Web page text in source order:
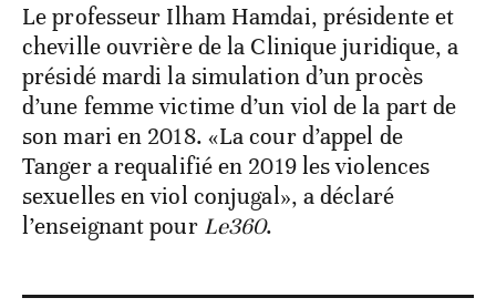
Le professeur Ilham Hamdai, présidente et
cheville ouvrière de la Clinique juridique, a
présidé mardi la simulation d’un procès
d’une femme victime d’un viol de la part de
son mari en 2018. «La cour d’appel de
Tanger a requalifié en 2019 les violences
sexuelles en viol conjugal», a déclaré
l’enseignant pour Le360.